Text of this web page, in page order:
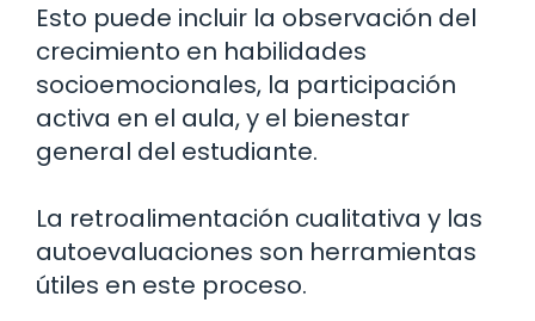
Esto puede incluir la observación del
crecimiento en habilidades
socioemocionales, la participación
activa en el aula, y el bienestar
general del estudiante.
La retroalimentación cualitativa y las
autoevaluaciones son herramientas
útiles en este proceso.